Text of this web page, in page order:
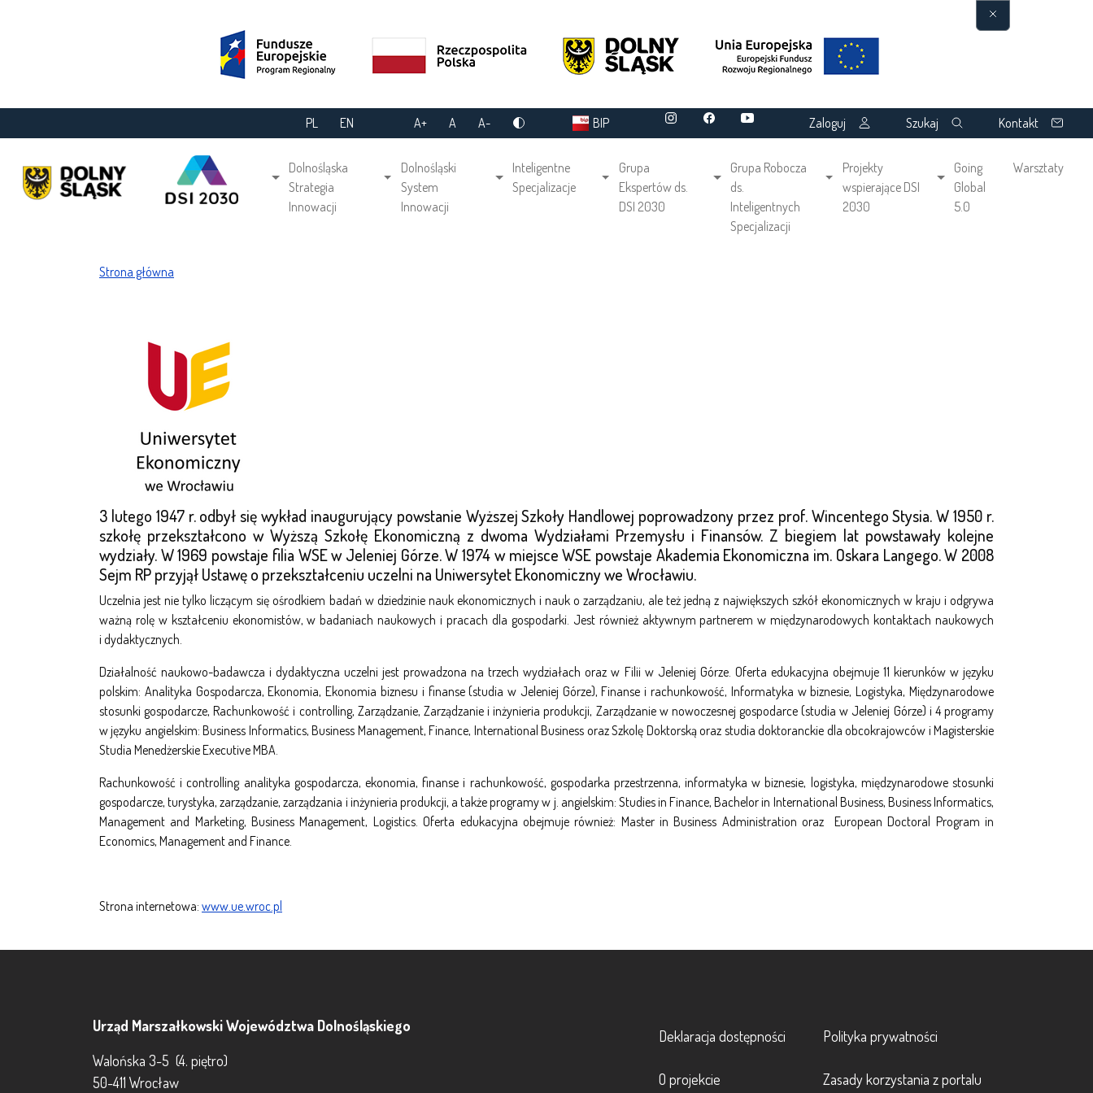
PL EN A+ A A- BIP Zaloguj Szukaj Kontakt
Main navigation
Dolnośląska
Strategia
Innowacji
Dolnośląski
System
Innowacji
Inteligentne
Specjalizacje
Grupa
Ekspertów ds.
DSI 2030
Grupa Robocza
ds.
Inteligentnych
Specjalizacji
Projekty
wspierające DSI
2030
Going
Global
5.0
Warsztaty
Ścieżka nawigacyjna
Strona główna
3 lutego 1947 r. odbył się wykład inaugurujący powstanie Wyższej Szkoły Handlowej poprowadzony przez prof. Wincentego Stysia. W 1950 r.
szkołę przekształcono w Wyższą Szkołę Ekonomiczną z dwoma Wydziałami Przemysłu i Finansów. Z biegiem lat powstawały kolejne
wydziały. W 1969 powstaje filia WSE w Jeleniej Górze. W 1974 w miejsce WSE powstaje Akademia Ekonomiczna im. Oskara Langego. W 2008
Sejm RP przyjął Ustawę o przekształceniu uczelni na Uniwersytet Ekonomiczny we Wrocławiu.
Uczelnia jest nie tylko liczącym się ośrodkiem badań w dziedzinie nauk ekonomicznych i nauk o zarządzaniu, ale też jedną z największych szkół ekonomicznych w kraju i odgrywa
ważną rolę w kształceniu ekonomistów, w badaniach naukowych i pracach dla gospodarki. Jest również aktywnym partnerem w międzynarodowych kontaktach naukowych
i dydaktycznych.
Działalność naukowo-badawcza i dydaktyczna uczelni jest prowadzona na trzech wydziałach oraz w Filii w Jeleniej Górze. Oferta edukacyjna obejmuje 11 kierunków w języku
polskim: Analityka Gospodarcza, Ekonomia, Ekonomia biznesu i finanse (studia w Jeleniej Górze), Finanse i rachunkowość, Informatyka w biznesie, Logistyka, Międzynarodowe
stosunki gospodarcze, Rachunkowość i controlling, Zarządzanie, Zarządzanie i inżynieria produkcji, Zarządzanie w nowoczesnej gospodarce (studia w Jeleniej Górze) i 4 programy
wjęzyku angielskim: Business Informatics, Business Management, Finance, International Business oraz Szkolę Doktorską oraz studia doktoranckie dla obcokrajowców i Magisterskie
Studia Menedżerskie Executive MBA.
Rachunkowość i controlling analityka gospodarcza, ekonomia, finanse i rachunkowość, gospodarka przestrzenna, informatyka w biznesie, logistyka, międzynarodowe stosunki
gospodarcze, turystyka, zarządzanie, zarządzania i inżynieria produkcji, a także programy w j. angielskim: Studies in Finance, Bachelor in International Business, Business Informatics,
Management and Marketing, Business Management, Logistics. Oferta edukacyjna obejmuje również: Master in Business Administration oraz European Doctoral Program in
Economics, Management and Finance.
Strona internetowa: www.ue.wroc.pl
Urząd Marszałkowski Województwa Dolnośląskiego
Walońska 3-5 (4. piętro)
50-411 Wrocław
Footer
Deklaracja dostępności
O projekcie
Footer 2
Polityka prywatności
Zasady korzystania z portalu